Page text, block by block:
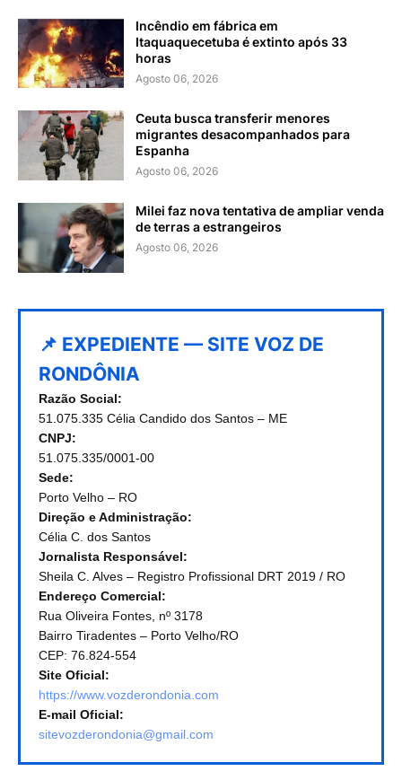
Incêndio em fábrica em
Itaquaquecetuba é extinto após 33
horas
Agosto 06, 2026
Ceuta busca transferir menores
migrantes desacompanhados para
Espanha
Agosto 06, 2026
Milei faz nova tentativa de ampliar venda
de terras a estrangeiros
Agosto 06, 2026
📌 EXPEDIENTE — SITE VOZ DE
RONDÔNIA
Razão Social:
51.075.335 Célia Candido dos Santos – ME
CNPJ:
51.075.335/0001-00
Sede:
Porto Velho – RO
Direção e Administração:
Célia C. dos Santos
Jornalista Responsável:
Sheila C. Alves – Registro Profissional DRT 2019 / RO
Endereço Comercial:
Rua Oliveira Fontes, nº 3178
Bairro Tiradentes – Porto Velho/RO
CEP: 76.824-554
Site Oficial:
https://www.vozderondonia.com
E-mail Oficial:
sitevozderondonia@gmail.com